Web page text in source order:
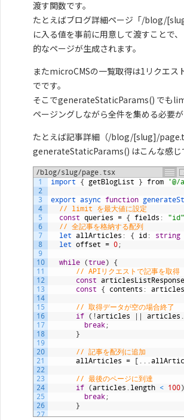
渡す関数です。
たとえばブログ詳細ページ「/blog/
に入る値を事前に用意して渡すことで
的なページが生成されます。
またmicroCMSの一覧取得は1リクエス
でです。
そこでgenerateStaticParams() でも
ページングしながら全件を集める必要が
たとえば記事詳細（/blog/[slug]/
generateStaticParams() はこんな感じ
/blog/slug/page.tsx
1
2
3
4
5
6
7
8
9
10
11
12
13
14
15
16
17
18
19
20
21
22
23
24
25
26
27
import { getBlogList } from '@/
export async function
// limit を最大値に設定
const queries = { fields : "id"
// 全記事を格納する配列
let allArticles : { id : string
let offset = 0;
while (true)
{
// APIリクエストで記事を取得
const articlesListResponse
const
{ contents : articles
// 取得データが空の場合終了
if ( !articles articles .
break;
}
// 記事を配列に追加
allArticles = [ . . .
// 最後のページに到達
if (articles . length < 100)
break;
}